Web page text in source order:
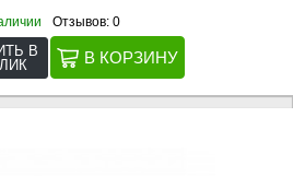
Отзывов: 0
В